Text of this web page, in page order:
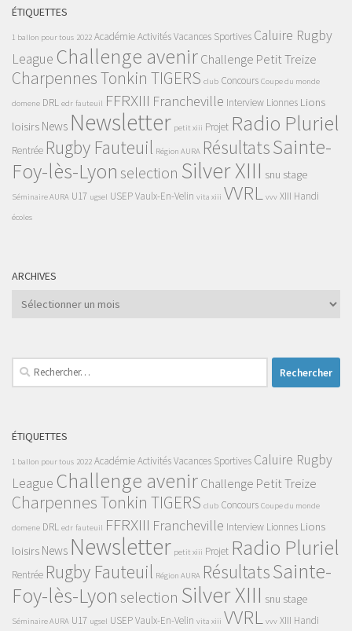
ÉTIQUETTES
1 ballon pour tous 2022 AcadémieActivités Vacances Sportives Caluire Rugby
League Challenge avenirChallenge Petit Treize
Charpennes Tonkin TIGERS club Concours Coupe du monde
domene DRL edr fauteuil FFRXIII Francheville Interview Lionnes Lions
loisirs News Newsletter petit xiii Projet Radio Pluriel
Rentrée Rugby Fauteuil Région AURA RésultatsSainte-
Foy-lès-Lyon selection Silver XIII snu stage
Séminaire AURA U17 ugsel USEPVaulx-En-Velin vita xiii VVRL vvv XIII Handi
écoles
ARCHIVES
Archives
Rechercher :
ÉTIQUETTES
1 ballon pour tous 2022 AcadémieActivités Vacances Sportives Caluire Rugby
League Challenge avenirChallenge Petit Treize
Charpennes Tonkin TIGERS club Concours Coupe du monde
domene DRL edr fauteuil FFRXIII Francheville Interview Lionnes Lions
loisirs News Newsletter petit xiii Projet Radio Pluriel
Rentrée Rugby Fauteuil Région AURA RésultatsSainte-
Foy-lès-Lyon selection Silver XIII snu stage
Séminaire AURA U17 ugsel USEPVaulx-En-Velin vita xiii VVRL vvv XIII Handi